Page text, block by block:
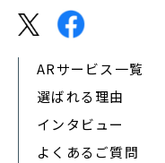
ARサービス一覧
選ばれる理由
インタビュー
よくあるご質問